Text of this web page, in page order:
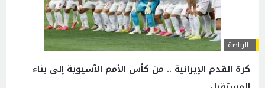
الرياضة
كرة القدم الإيرانية .. من كأس الأمم الآسيوية إلى بناء